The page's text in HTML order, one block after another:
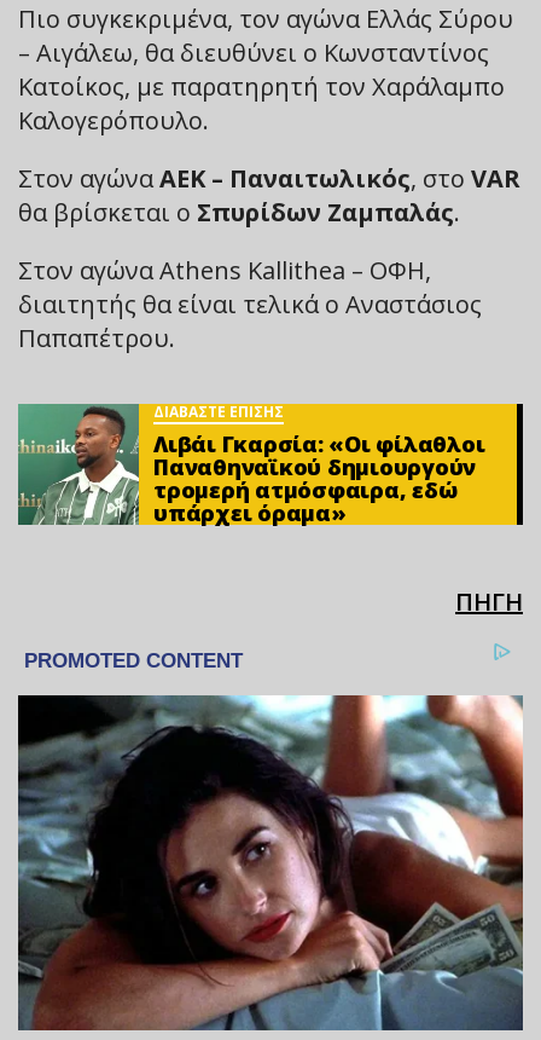
Πιο συγκεκριμένα, τον αγώνα Ελλάς Σύρου
– Αιγάλεω, θα διευθύνει ο Κωνσταντίνος
Κατοίκος, με παρατηρητή τον Χαράλαμπο
Καλογερόπουλο.
Στον αγώναΑΕΚ – Παναιτωλικός, στο VAR
θα βρίσκεται ο Σπυρίδων Ζαμπαλάς.
Στον αγώνα Athens Kallithea – ΟΦΗ,
διαιτητής θα είναι τελικά ο Αναστάσιος
Παπαπέτρου.
ΔΙΑΒΑΣΤΕ ΕΠΙΣΗΣ
Λιβάι Γκαρσία: «Οι φίλαθλοι
Παναθηναϊκού δημιουργούν
τρομερή ατμόσφαιρα, εδώ
υπάρχει όραμα»
ΠΗΓΗ